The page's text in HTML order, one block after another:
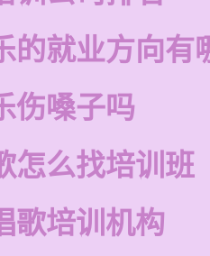
的就业方向有
伤嗓子吗
怎么找培训班
歌培训机构